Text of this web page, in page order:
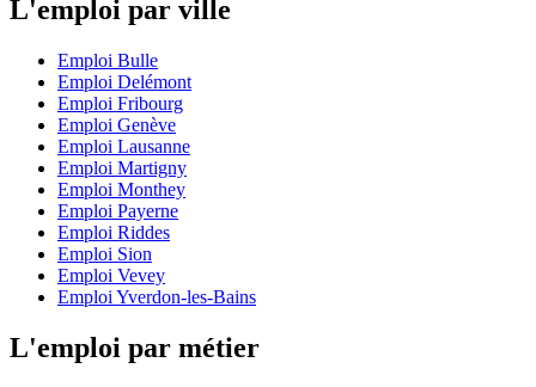
L'emploi par ville
Emploi Bulle
Emploi Delémont
Emploi Fribourg
Emploi Genève
Emploi Lausanne
Emploi Martigny
Emploi Monthey
Emploi Payerne
Emploi Riddes
Emploi Sion
Emploi Vevey
Emploi Yverdon-les-Bains
L'emploi par métier